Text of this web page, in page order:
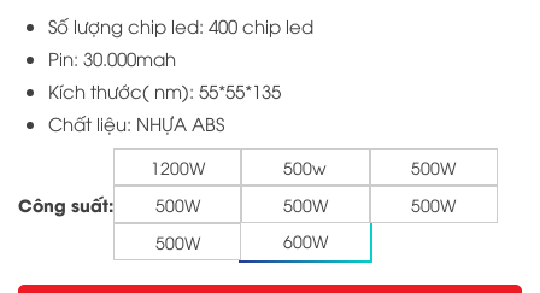
Số lượng chip led: 400 chip led
Pin: 30.000mah
Kích thước( nm): 55*55*135
Chất liệu: NHỰA ABS
Công suất:
1200W 500w
500W
500W
500W
500W
500W
600W